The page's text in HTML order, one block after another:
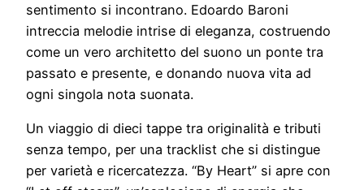
sentimento si incontrano. Edoardo Baroni
intreccia melodie intrise di eleganza, costruendo
come un vero architetto del suono un ponte tra
passato e presente, e donando nuova vita ad
ogni singola nota suonata.
Un viaggio di dieci tappe tra originalità e tributi
senza tempo, per una tracklist che si distingue
per varietà e ricercatezza. “By Heart” si apre con